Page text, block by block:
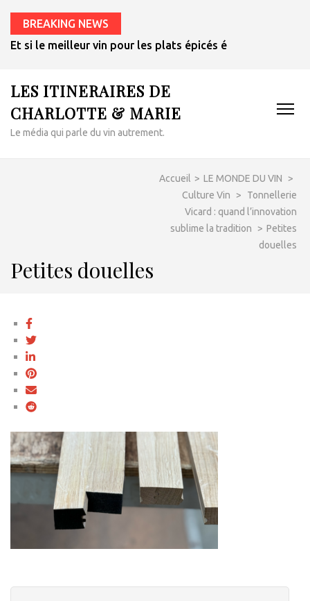
BREAKING NEWS
Et si le meilleur vin pour les plats épicés était un rosé de
LES ITINERAIRES DE
CHARLOTTE & MARIE
Le média qui parle du vin autrement.
Accueil > LE MONDE DU VIN
>
Culture Vin
>
Tonnellerie
Vicard : quand l’innovation
sublime la tradition
> Petites
douelles
Petites douelles